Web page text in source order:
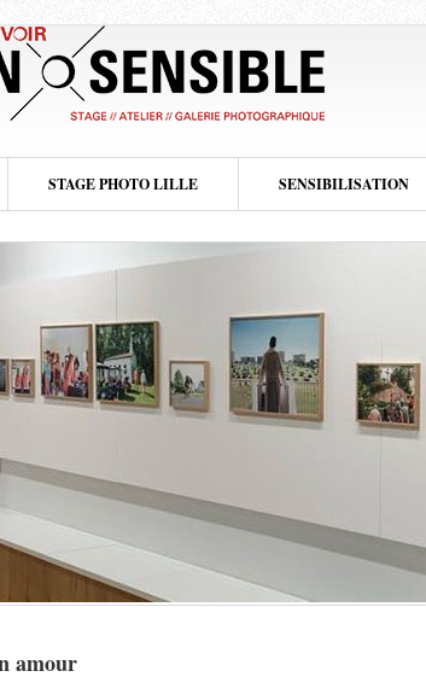
STAGE PHOTO LILLE SENSIBILISATION
amour